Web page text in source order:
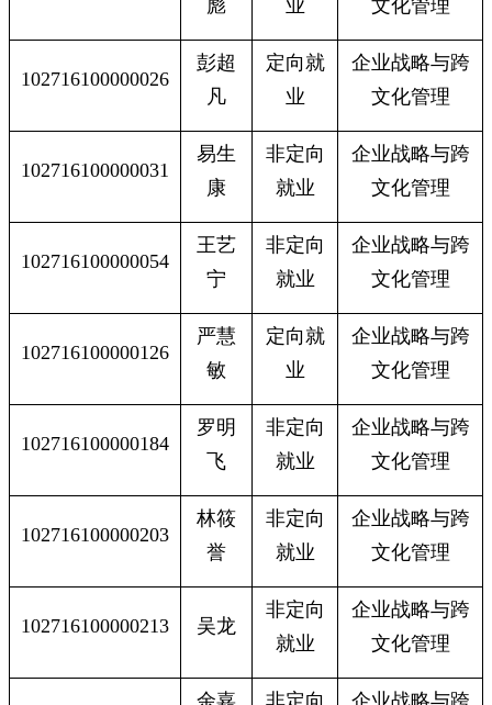
彪
业
文化管理
102716100000026
彭超
凡
定向就
业
企业战略与跨
文化管理
102716100000031
易生
康
非定向
就业
企业战略与跨
文化管理
102716100000054
王艺
宁
非定向
就业
企业战略与跨
文化管理
102716100000126
严慧
敏
定向就
业
企业战略与跨
文化管理
102716100000184
罗明
飞
非定向
就业
企业战略与跨
文化管理
102716100000203
林筱
誉
非定向
就业
企业战略与跨
文化管理
102716100000213 吴龙
非定向
就业
企业战略与跨
文化管理
余嘉
非定向
企业战略与跨